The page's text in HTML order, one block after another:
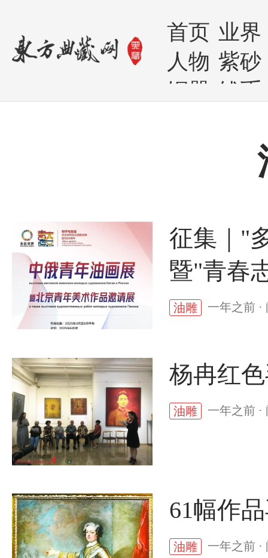
首页 业界
人物 紫砂
铜器
钱币
征集｜"
暨"青春
油雕 一年之前 ·
杨冉红
油雕 一年之前 ·
61幅作
油雕 一年之前 ·